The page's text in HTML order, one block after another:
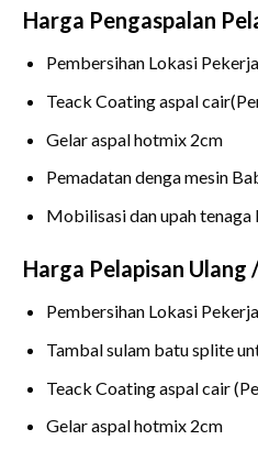
Harga Pengaspalan
Pembersihan Lokasi
Teack Coating aspal
Gelar aspal hotmix 2cm
Pemadatan denga mesin
Mobilisasi dan upah tenaga
Harga Pelapisan Ulang
Pembersihan Lokasi
Tambal sulam batu splite
Teack Coating aspal cair
Gelar aspal hotmix 2cm